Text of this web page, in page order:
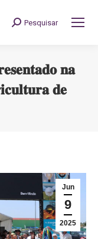
Search:
Pesquisar
𝐧𝐚
𝐝𝐞
Jun
9
2025